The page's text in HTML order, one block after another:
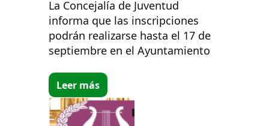
La Concejalía de Juventud
informa que las inscripciones
podrán realizarse hasta el 17 de
septiembre en el Ayuntamiento
Leer más